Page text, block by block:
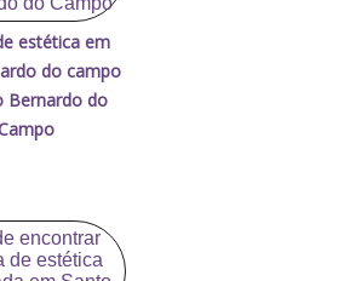
estética em
do campo
Bernardo do